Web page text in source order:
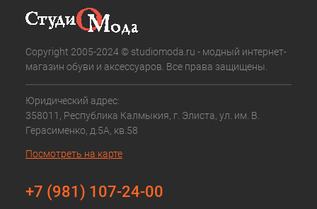
Copyright 2005-2024 © studiomoda.ru - модный интернет-
магазин обуви и аксессуаров. Все права защищены.
Юридический адрес:
358011, Республика Калмыкия, г. Элиста, ул. им. В.
Герасименко, д.5А, кв.58
Посмотреть на карте
+7 (981) 107-24-00